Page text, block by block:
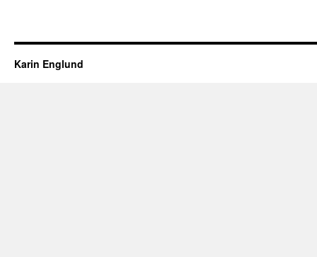
Karin Englund